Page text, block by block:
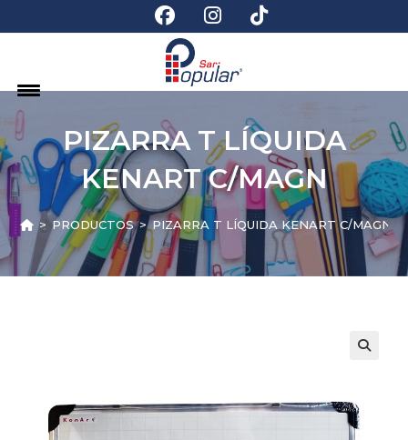
PIZARRA T LÍQUIDA
KENART C/MAGN
> PRODUCTOS > PIZARRA T LÍQUIDA KENART C/MAGN